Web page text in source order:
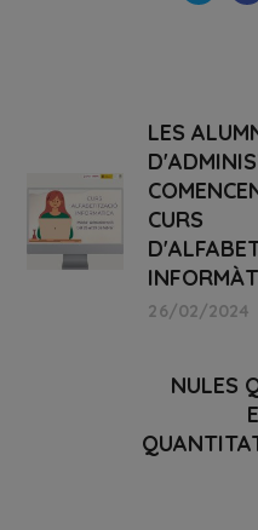
LES
CURS
26/02/2024
NULES